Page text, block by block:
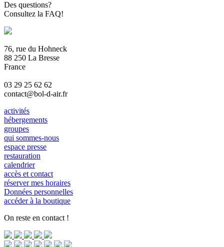
Des questions?
Consultez la FAQ!
76, rue du Hohneck
88 250 La Bresse
France
03 29 25 62 62
contact@bol-d-air.fr
activités
hébergements
groupes
qui sommes-nous
espace presse
restauration
calendrier
accès et contact
réserver mes horaires
Données personnelles
accéder à la boutique
On reste en contact !